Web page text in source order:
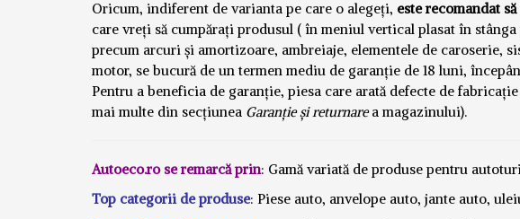
Oricum, indiferent de varianta pe care o alegeți, este recomandat să
care vreți să cumpărați produsul ( în meniul vertical plasat în
precum arcuri și amortizoare, ambreiaje, elementele de caroserie,
motor, se bucură de un termen mediu de garanție de 18 luni,
Pentru a beneficia de garanție, piesa care arată defecte de
mai multe din secțiunea Garanție și returnarea magazinului).
Autoeco.ro se remarcă prin: Gamă variată de produse pentru
Top categorii de produse: Piese auto, anvelope auto, jante auto,